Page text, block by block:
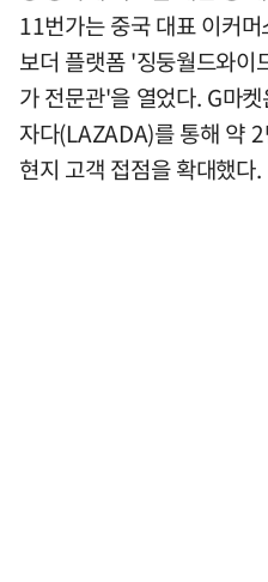
11번가는 중국 대표 이커
보더 플랫폼 '징둥월드와
가 전문관'을 열었다. G마
자다(LAZADA)를 통해 약
현지 고객 접점을 확대했다.